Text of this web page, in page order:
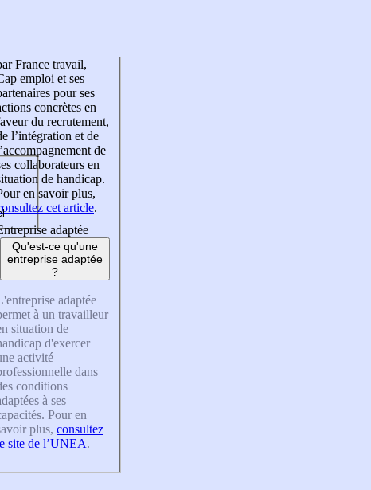
France travail,
emploi et ses
pour ses
concrètes en
du recrutement,
l’intégration et de
de
collaborateurs en
de handicap.
en savoir plus,
cet article.
adaptée
Qu'est-ce qu'une
entreprise adaptée
?
adaptée
à un travailleur
situation de
d'exercer
activité
dans
conditions
à ses
Pour en
plus, consultez
site de l’UNEA.